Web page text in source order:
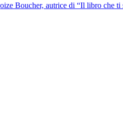
Boucher, autrice di “Il libro che ti